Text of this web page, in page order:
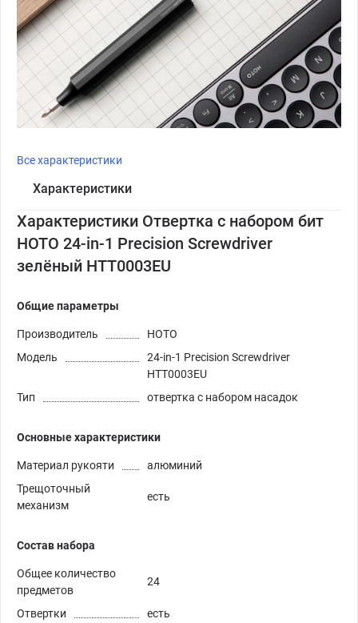
Все характеристики
Характеристики
Характеристики Отвертка с набором бит
HOTO 24-in-1 Precision Screwdriver
зелёный HTT0003EU
Общие параметры
Производитель
HOTO
Модель
24-in-1 Precision Screwdriver
HTT0003EU
Тип
отвертка с набором насадок
Основные характеристики
Материал рукояти
алюминий
Трещоточный
механизм
есть
Состав набора
Общее количество
предметов
24
Отвертки
есть